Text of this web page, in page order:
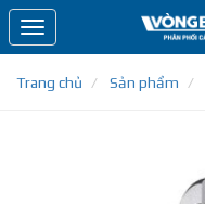
Toggle
navigation
Trang chủ
Sản phẩm